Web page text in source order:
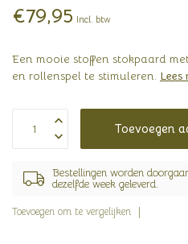
€79,95 Incl. btw
Een mooie stoffen stokpaard
en rollenspel te stimuleren. Lees
Toevoegen
Bestellingen worden
dezelfde week geleverd.
Toevoegen om te vergelijken